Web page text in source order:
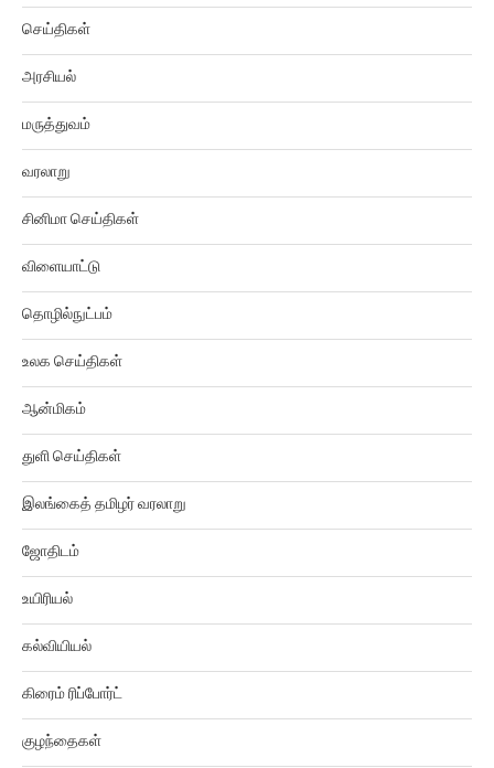
செய்திகள்
அரசியல்
மருத்துவம்
வரலாறு
சினிமா செய்திகள்
விளையாட்டு
தொழில்நுட்பம்
உலக செய்திகள்
ஆன்மிகம்
துளி செய்திகள்
இலங்கைத் தமிழர் வரலாறு
ஜோதிடம்
உயிரியல்
கல்வியியல்
கிரைம் ரிப்போர்ட்
குழந்தைகள்